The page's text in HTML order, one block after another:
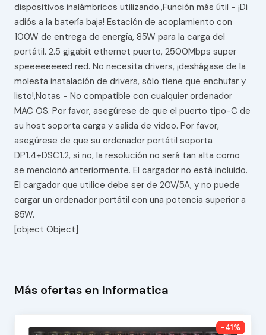
dispositivos inalámbricos utilizando.,Función más útil - ¡Di
adiós a la batería baja! Estación de acoplamiento con
100W de entrega de energía, 85W para la carga del
portátil. 2.5 gigabit ethernet puerto, 2500Mbps super
speeeeeeeed red. No necesita drivers, ¡deshágase de la
molesta instalación de drivers, sólo tiene que enchufar y
listo!,Notas - No compatible con cualquier ordenador
MAC OS. Por favor, asegúrese de que el puerto tipo-C de
su host soporta carga y salida de vídeo. Por favor,
asegúrese de que su ordenador portátil soporta
DP1.4+DSC1.2, si no, la resolución no será tan alta como
se mencionó anteriormente. El cargador no está incluido.
El cargador que utilice debe ser de 20V/5A, y no puede
cargar un ordenador portátil con una potencia superior a
85W.
[object Object]
Más ofertas en Informatica
-41%